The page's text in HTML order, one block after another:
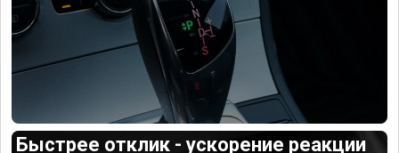
Быстрее отклик - ускорение реакции